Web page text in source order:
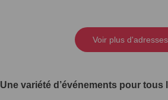
Voir plus d'adresses
Une variété d’événements pour tous